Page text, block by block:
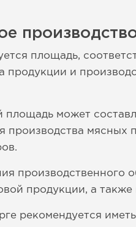
площадь,
продукции и
может
производства мясных
производственного
продукции, а
рекомендуется